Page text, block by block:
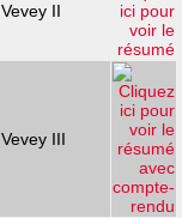
Vevey II
Vevey III